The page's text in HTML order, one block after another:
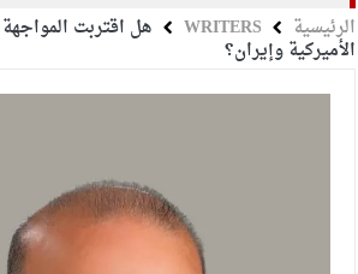
الجيش يفتح باب التجنيد لحملة
النواب يقر مشروع
القاضي يلتقي رؤساء تحرير الصحف
الرئيسية WRITERS هل اقتربت
الأميركية وإيران؟